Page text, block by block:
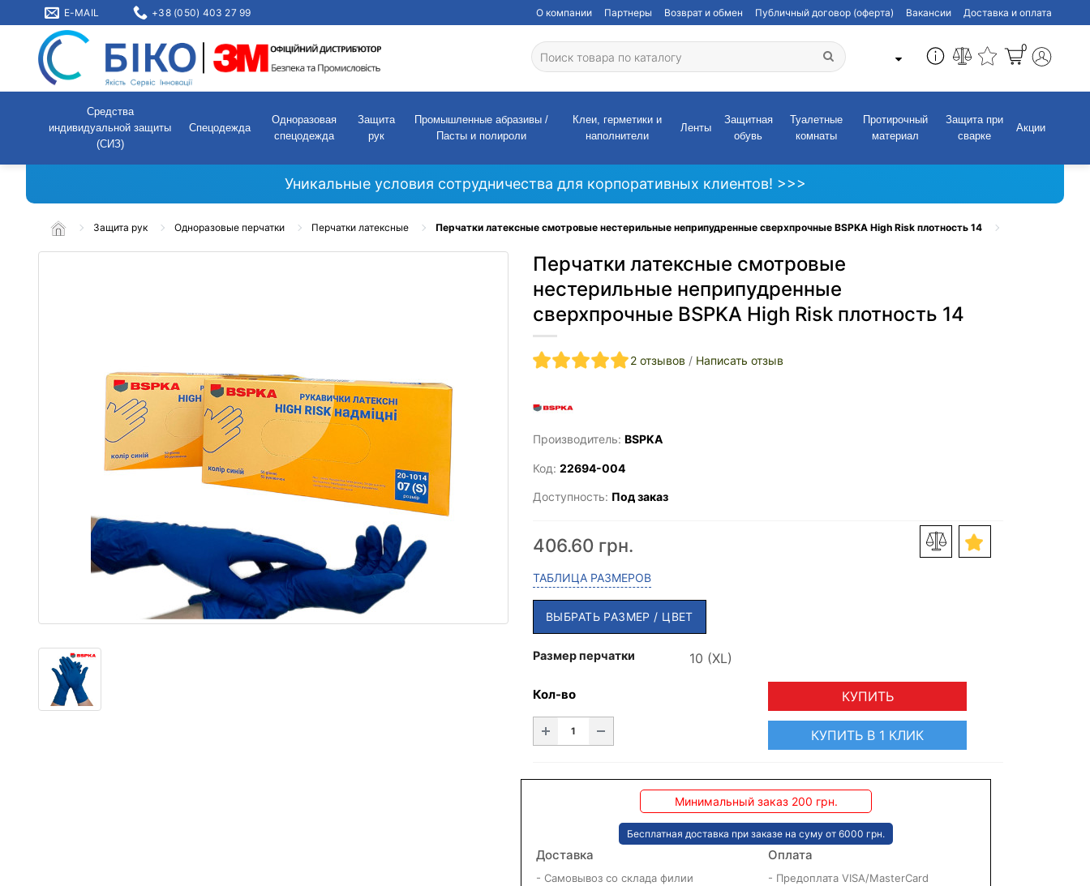
E-MAIL +38 (050) 403 27 99 О компании Партнеры Возврат и обмен Публичный договор (оферта) Вакансии Доставка и оплата
0
Средства
индивидуальной защиты
(СИЗ)
Спецодежда
Одноразовая
спецодежда
Защита
рук
Промышленные абразивы /
Пасты и полироли
Клеи, герметики и
наполнители
Ленты
Защитная
обувь
Туалетные
комнаты
Протирочный
материал
Защита при
сварке
Акции
Уникальные условия сотрудничества для корпоративных клиентов! >>>
Защита рук Одноразовые перчатки Перчатки латексные Перчатки латексные смотровые нестерильные неприпудренные сверхпрочные BSPKA High Risk плотность 14
Перчатки латексные смотровые
нестерильные неприпудренные
сверхпрочные BSPKA High Risk плотность 14
2 отзывов / Написать отзыв
Производитель: BSPKA
Код: 22694-004
Доступность: Под заказ
406.60 грн.
ТАБЛИЦА РАЗМЕРОВ
ВЫБРАТЬ РАЗМЕР / ЦВЕТ
Размер перчатки
Кол-во КУПИТЬ
КУПИТЬ В 1 КЛИК
Минимальный заказ 200 грн.
Бесплатная доставка при заказе на суму от 6000 грн.
Доставка
- Самовывоз со склада филии
Оплата
- Предоплата VISA/MasterCard